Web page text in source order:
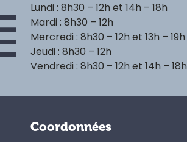
Lundi : 8h30 – 12h et 14h – 18h
Mardi : 8h30 – 12h
Mercredi : 8h30 – 12h et 13h – 19h
Jeudi : 8h30 – 12h
Vendredi : 8h30 – 12h et 14h – 18h
Coordonnées